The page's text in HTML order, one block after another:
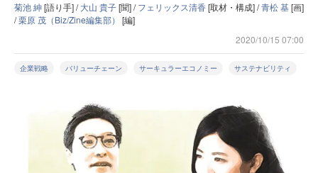
菊池 紳[語り手] /大山 貴子[聞] /フェリックス清香[取材・構成] /青松 基[画]
/栗原 茂（Biz/Zine編集部） [編]
2020/10/15 07:00
企業戦略 バリューチェーン サーキュラーエコノミー サステナビリティ